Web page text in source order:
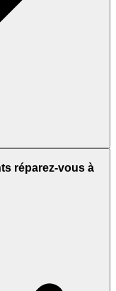
réparez-vous à